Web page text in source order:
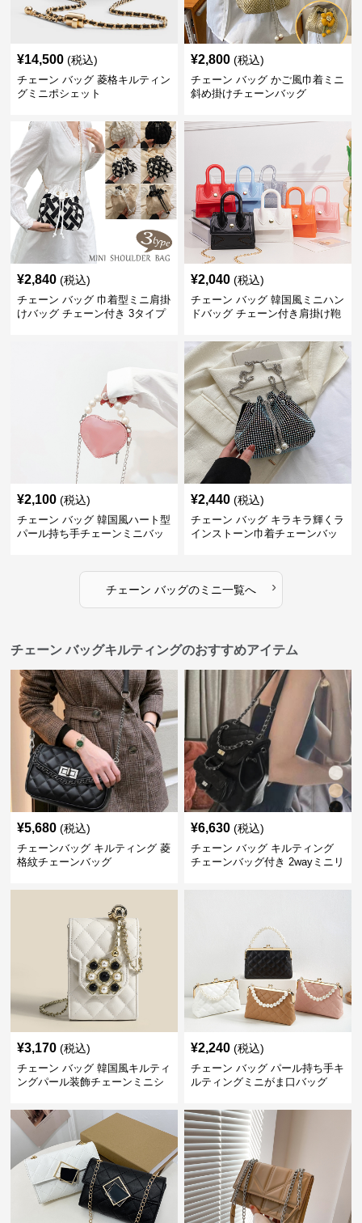
¥14,500 (税込)
チェーン バッグ 菱格キルティン
グミニポシェット
¥2,800 (税込)
チェーン バッグ かご風巾着ミニ
斜め掛けチェーンバッグ
¥2,840 (税込)
チェーン バッグ 巾着型ミニ肩掛
けバッグ チェーン付き 3タイプ
¥2,040 (税込)
チェーン バッグ 韓国風ミニハン
ドバッグ チェーン付き肩掛け鞄
¥2,100 (税込)
チェーン バッグ 韓国風ハート型
パール持ち手チェーンミニバッ
¥2,440 (税込)
チェーン バッグ キラキラ輝くラ
インストーン巾着チェーンバッ
チェーン バッグのミニ一覧へ ›
チェーン バッグキルティングのおすすめアイテム
¥5,680 (税込)
チェーンバッグ キルティング 菱
格紋チェーンバッグ
¥6,630 (税込)
チェーン バッグ キルティング
チェーンバッグ付き 2wayミニリ
¥3,170 (税込)
チェーン バッグ 韓国風キルティ
ングパール装飾チェーンミニシ
¥2,240 (税込)
チェーン バッグ パール持ち手キ
ルティングミニがま口バッグ